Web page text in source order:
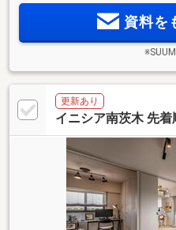
圏にスーパー、コンビニ、総合
資料を
更新あり
イニシア南茨木 先着